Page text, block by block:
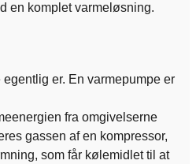
en komplet varmeløsning.
er. En varmepumpe er
fra omgivelserne
gassen af en kompressor,
som får kølemidlet til at